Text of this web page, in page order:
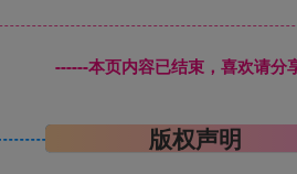
------本页内容已结束，喜欢请分
版权声明